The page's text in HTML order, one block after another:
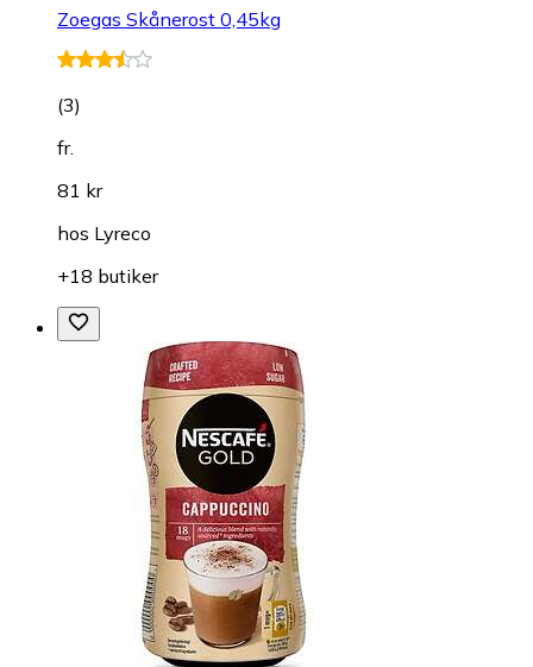
Zoegas Skånerost 0,45kg
(3)
fr.
81 kr
hos Lyreco
+18 butiker